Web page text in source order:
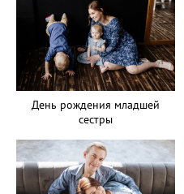
День рождения младшей
сестры